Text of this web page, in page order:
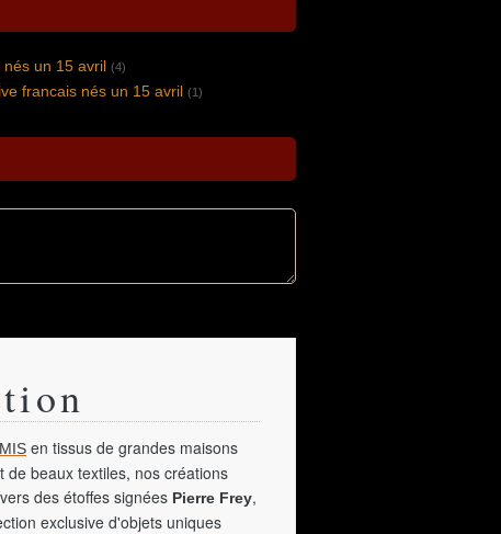
un 15 avril (4)
francais nés un 15 avril (1)
en tissus de grandes maisons
beaux textiles, nos créations
des étoffes signées Pierre Frey,
exclusive d'objets uniques